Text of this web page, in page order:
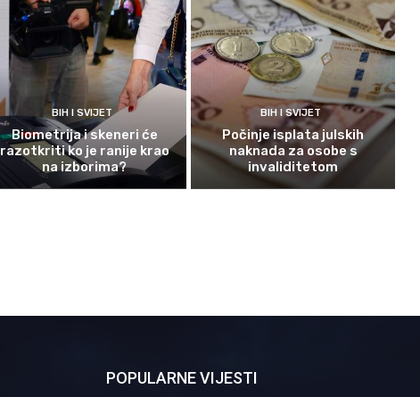
BIH I SVIJET
Biometrija i skeneri će
razotkriti ko je ranije krao
na izborima?
BIH I SVIJET
Počinje isplata julskih
naknada za osobe s
invaliditetom
POPULARNE VIJESTI